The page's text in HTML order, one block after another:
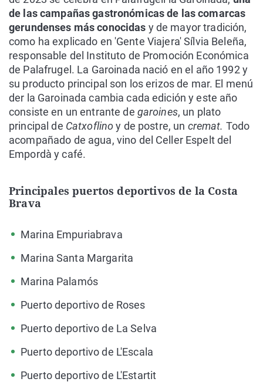
de las campañas gastronómicas de las comarcas
gerundenses más conocidas y de mayor tradición,
como ha explicado en 'Gente Viajera' Sílvia Beleña,
responsable del Instituto de Promoción Económica
de Palafrugel. La Garoinada nació en el año 1992 y
su producto principal son los erizos de mar. El menú
der la Garoinada cambia cada edición y este año
consiste en un entrante de garoines, un plato
principal de Catxoflinoy de postre, un cremat. Todo
acompañado de agua, vino del Celler Espelt del
Empordà y café.
Principales puertos deportivos de la Costa
Brava
Marina Empuriabrava
Marina Santa Margarita
Marina Palamós
Puerto deportivo de Roses
Puerto deportivo de La Selva
Puerto deportivo de L'Escala
Puerto deportivo de L'Estartit